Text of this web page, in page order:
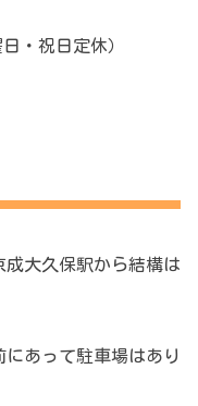
・祝日定休）
成大久保駅から結構は
あって駐車場はあり